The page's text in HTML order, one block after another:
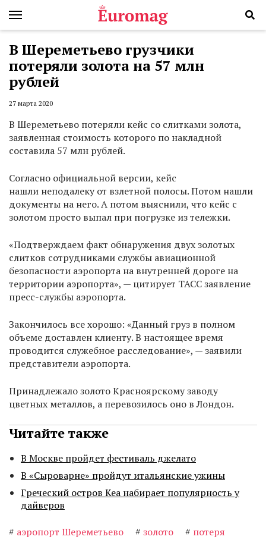
В Шереметьево грузчики
потеряли золота на 57 млн
рублей
27 марта 2020
В Шереметьево потеряли кейс со слитками золота,
заявленная стоимость которого по накладной
составила 57 млн рублей.
Согласно официальной версии, кейс
нашли неподалеку от взлетной полосы. Потом нашли
документы на него. А потом выяснили, что кейс с
золотом просто выпал при погрузке из тележки.
«Подтверждаем факт обнаружения двух золотых
слитков сотрудниками службы авиационной
безопасности аэропорта на внутренней дороге на
территории аэропорта», — цитирует ТАСС заявление
пресс-службы аэропорта.
Закончилось все хорошо: «Данный груз в полном
объеме доставлен клиенту. В настоящее время
проводится служебное расследование», — заявили
представители аэропорта.
Принадлежало золото Красноярскому заводу
цветных металлов, а перевозилось оно в Лондон.
Читайте также
В Москве пройдет фестиваль джелато
В «Сыроварне» пройдут итальянские ужины
Греческий остров Кеа набирает популярность у
дайверов
# аэропорт Шереметьево # золото # потеря